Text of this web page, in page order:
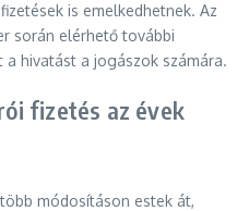
is emelkedhetnek. Az
során elérhető további
hivatást a jogászok számára.
fizetés az évek
módosításon estek át,